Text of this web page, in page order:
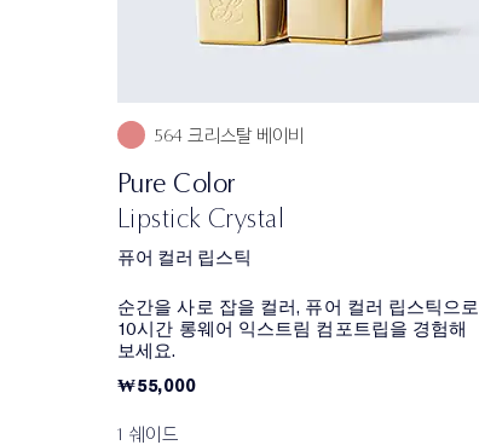
564 크리스탈 베이비
Pure Color
Lipstick Crystal
퓨어 컬러 립스틱
순간을 사로 잡을 컬러, 퓨어 컬러 립스틱으로
10시간 롱웨어 익스트림 컴포트립을 경험해
보세요.
₩55,000
1 쉐이드